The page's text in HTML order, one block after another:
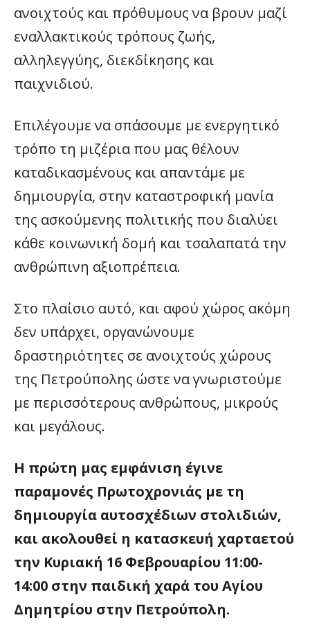
ανοιχτούς και πρόθυμους να βρουν μαζί
εναλλακτικούς τρόπους ζωής,
αλληλεγγύης, διεκδίκησης και
παιχνιδιού.
Επιλέγουμε να σπάσουμε με ενεργητικό
τρόπο τη μιζέρια που μας θέλουν
καταδικασμένους και απαντάμε με
δημιουργία, στην καταστροφική μανία
της ασκούμενης πολιτικής που διαλύει
κάθε κοινωνική δομή και τσαλαπατά την
ανθρώπινη αξιοπρέπεια.
Στο πλαίσιο αυτό, και αφού χώρος ακόμη
δεν υπάρχει, οργανώνουμε
δραστηριότητες σε ανοιχτούς χώρους
της Πετρούπολης ώστε να γνωριστούμε
με περισσότερους ανθρώπους, μικρούς
και μεγάλους.
Η πρώτη μας εμφάνιση έγινε
παραμονές Πρωτοχρονιάς με τη
δημιουργία αυτοσχέδιων στολιδιών,
και ακολουθεί η κατασκευή χαρταετού
την Κυριακή 16 Φεβρουαρίου 11:00-
14:00 στην παιδική χαρά του Αγίου
Δημητρίου στην Πετρούπολη.